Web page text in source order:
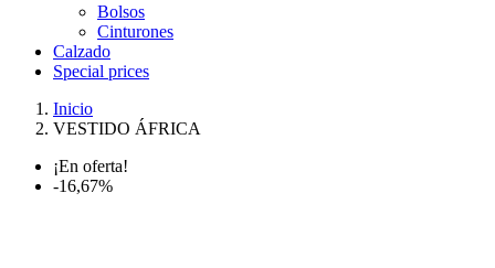
Bolsos
Cinturones
Calzado
Special prices
Inicio
VESTIDO ÁFRICA
¡En oferta!
-16,67%